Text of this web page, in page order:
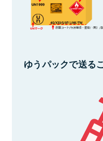
ゆうパックで送る